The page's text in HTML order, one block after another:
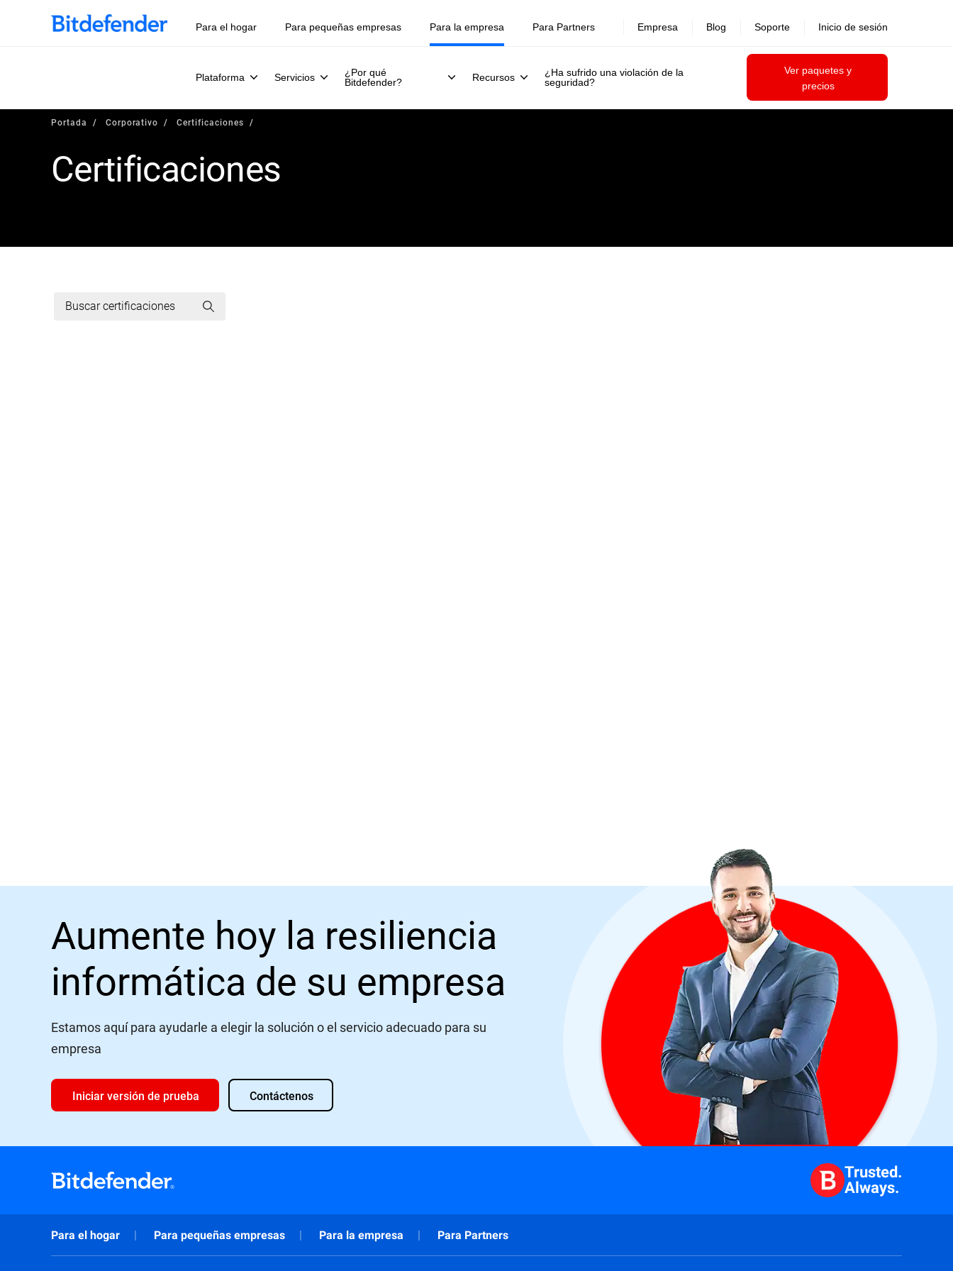
Para el hogar Para pequeñas empresas Para la empresa
Plataforma Servicios
¿Por qué
Bitdefender?
Recursos
¿Ha sufrido una violación de la
seguridad?
Ver paquetes y
precios
Para Partners Empresa Blog Soporte Inicio de sesión
Portada Corporativo Certificaciones
Certificaciones
Aumente hoy la resiliencia
informática de su empresa
Estamos aquí para ayudarle a elegir la solución o el servicio adecuado para su
empresa
Iniciar versión de prueba Contáctenos
Trusted.
Always.
Para el hogar Para pequeñas empresas Para la empresa Para Partners